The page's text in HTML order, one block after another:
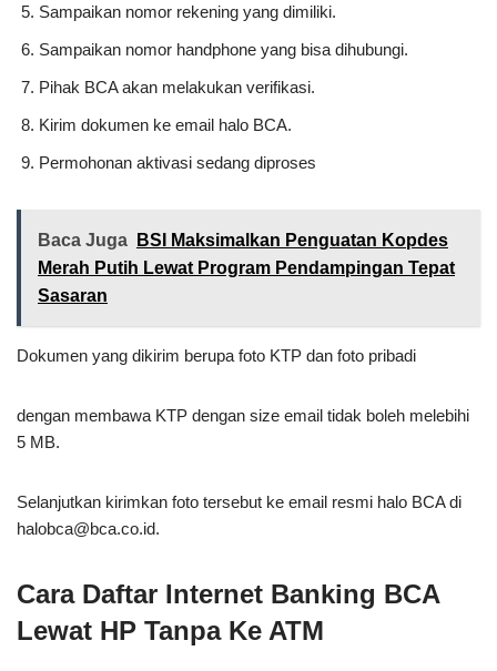
Sampaikan nomor rekening yang dimiliki.
Sampaikan nomor handphone yang bisa dihubungi.
Pihak BCA akan melakukan verifikasi.
Kirim dokumen ke email halo BCA.
Permohonan aktivasi sedang diproses
Baca Juga
BSI Maksimalkan Penguatan Kopdes
Merah Putih Lewat Program Pendampingan Tepat
Sasaran
Dokumen yang dikirim berupa foto KTP dan foto pribadi
dengan membawa KTP dengan size email tidak boleh melebihi
5 MB.
Selanjutkan kirimkan foto tersebut ke email resmi halo BCA di
halobca@bca.co.id.
Cara Daftar Internet Banking BCA
Lewat HP Tanpa Ke ATM